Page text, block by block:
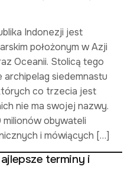
Indonezji jest
położonym w Azji
Oceanii. Stolicą tego
siedemnastu
co trzecia jest
nie ma swojej nazwy.
milionów obywateli
i mówiących […]
terminy i